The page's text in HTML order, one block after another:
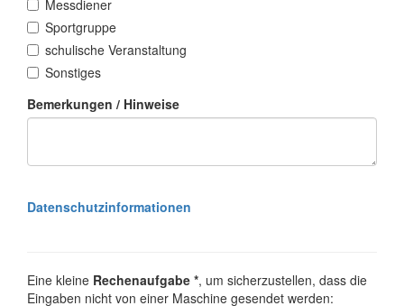
Messdiener
Sportgruppe
schulische Veranstaltung
Sonstiges
Bemerkungen / Hinweise
Datenschutzinformationen
Eine kleine Rechenaufgabe *, um sicherzustellen, dass die
Eingaben nicht von einer Maschine gesendet werden: